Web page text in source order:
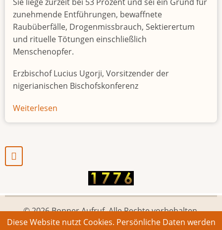
zunehmende Entführungen, bewaffnete
Raubüberfälle, Drogenmissbrauch, Sektierertum
und rituelle Tötungen einschließlich
Menschenopfer.
Erzbischof Lucius Ugorji, Vorsitzender der
nigerianischen Bischofskonferenz
Weiterlesen
Jugendarbeitslosigkeit
© 2026 Bonner Aufruf. Alle Rechte vorbehalten.
Diese Website nutzt Cookies. Persönliche Daten werden